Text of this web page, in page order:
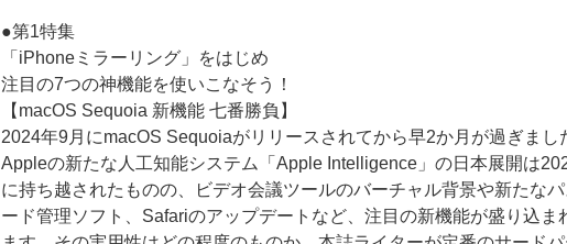
●第1特集
「iPhoneミラーリング」をはじめ
注目の7つの神機能を使いこなそう！
【macOS Sequoia 新機能 七番勝負】
2024年9月にmacOS Sequoiaがリリースされてから早2か月が過ぎまし
Appleの新たな人工知能システム「Apple Intelligence」の日本展開は
に持ち越されたものの、ビデオ会議ツールのバーチャル背景や新たな
ード管理ソフト、Safariのアップデートなど、注目の新機能が盛り込ま